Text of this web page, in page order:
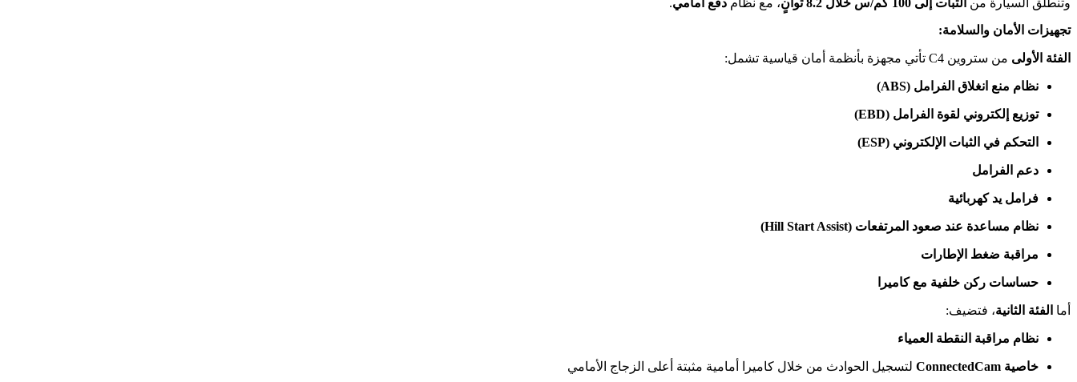
تجهيزات الأمان والسلامة:
الفئة الأولى من ستروين C4 تأتي مجهزة بأنظمة أمان قياسية تشمل:
نظام منع انغلاق الفرامل (ABS)
توزيع إلكتروني لقوة الفرامل (EBD)
التحكم في الثبات الإلكتروني (ESP)
دعم الفرامل
فرامل يد كهربائية
نظام مساعدة عند صعود المرتفعات (Hill Start Assist)
مراقبة ضغط الإطارات
حساسات ركن خلفية مع كاميرا
أما الفئة الثانية، فتضيف:
نظام مراقبة النقطة العمياء
خاصية ConnectedCam لتسجيل الحوادث من خلال كاميرا أمامية مثبتة أعلى الزجاج الأمامي